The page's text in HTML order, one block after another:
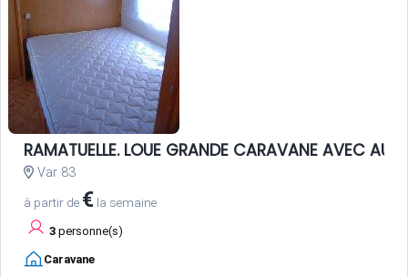
RAMATUELLE. LOUE GRANDE CARAVANE AVEC
Var 83
à partir de € la semaine
3 personne(s)
Caravane